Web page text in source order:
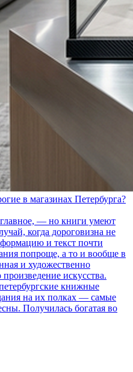
в магазинах Петербурга?
— но книги умеют
когда дороговизна не
и текст почти
попроще, а то и вообще в
и художественно
искусства.
книжные
на их полках — самые
Получилась богатая во